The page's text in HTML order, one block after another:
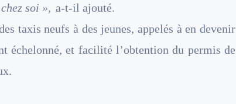
soi », a-t-il ajouté.
taxis neufs à des jeunes, appelés à en devenir
échelonné, et facilité l’obtention du permis de